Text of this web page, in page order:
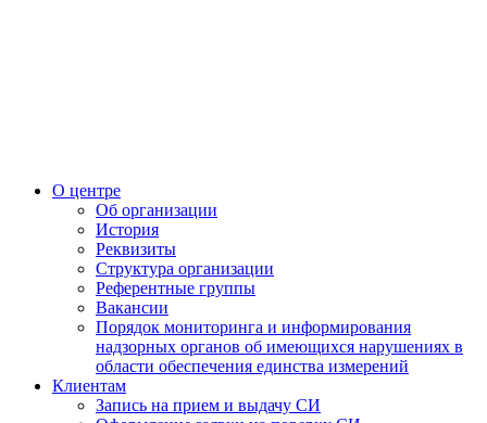
О центре
Об организации
История
Реквизиты
Структура организации
Референтные группы
Вакансии
Порядок мониторинга и информирования
надзорных органов об имеющихся нарушениях в
области обеспечения единства измерений
Клиентам
Запись на прием и выдачу СИ